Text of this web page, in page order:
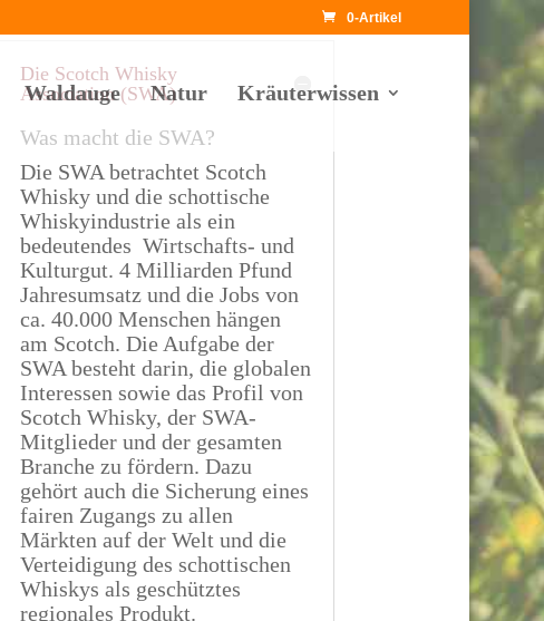
0-Artikel
Waldauge Natur Kräuterwissen
Die Scotch Whisky
Association (SWA)
Was macht die SWA?
Die SWA betrachtet Scotch
Whisky und die schottische
Whiskyindustrie als ein
bedeutendes Wirtschafts- und
Kulturgut. 4 Milliarden Pfund
Jahresumsatz und die Jobs von
ca. 40.000 Menschen hängen
am Scotch. Die Aufgabe der
SWA besteht darin, die globalen
Interessen sowie das Profil von
Scotch Whisky, der SWA-
Mitglieder und der gesamten
Branche zu fördern. Dazu
gehört auch die Sicherung eines
fairen Zugangs zu allen
Märkten auf der Welt und die
Verteidigung des schottischen
Whiskys als geschütztes
regionales Produkt.